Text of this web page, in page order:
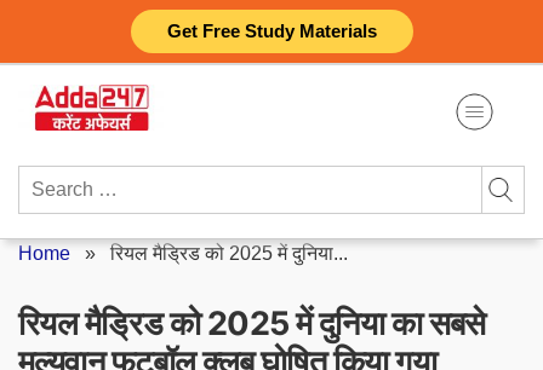
Get Free Study Materials
content
Search
Home »रियल मैड्रिड को 2025 में दुनिया...
रियल मैड्रिड को 2025 में दुनिया का सबसे
मूल्यवान फुटबॉल क्लब घोषित किया गया